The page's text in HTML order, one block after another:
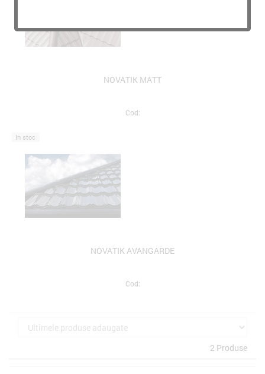
NOVATIK MATT
Cod:
In stoc
NOVATIK AVANGARDE
Cod:
2 Produse